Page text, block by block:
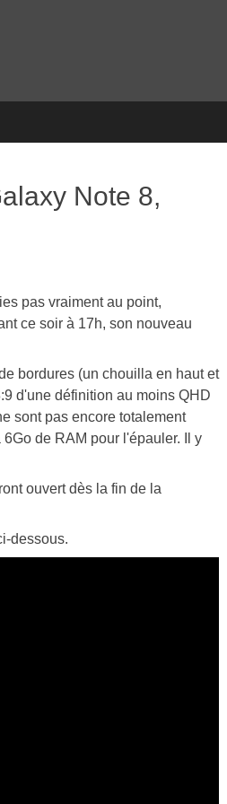
Note 8,
pas vraiment au point,
ce soir à 17h, son nouveau
bordures (un chouilla en haut et
d'une définition au moins QHD
sont pas encore totalement
de RAM pour l'épauler. Il y
ouvert dès la fin de la
dessous.